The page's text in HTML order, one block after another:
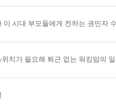
이 시대 부모들에게 전하는 권민자
치가 필요해 퇴근 없는 워킹맘의